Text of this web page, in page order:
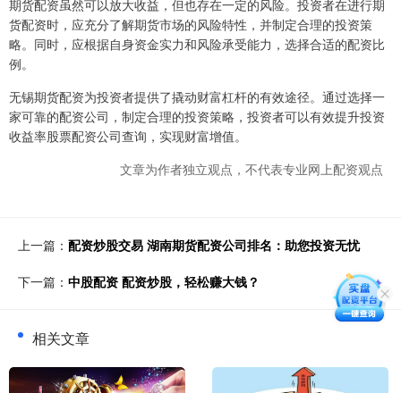
期货配资虽然可以放大收益，但也存在一定的风险。投资者在进行期
货配资时，应充分了解期货市场的风险特性，并制定合理的投资策
略。同时，应根据自身资金实力和风险承受能力，选择合适的配资比
例。
无锡期货配资为投资者提供了撬动财富杠杆的有效途径。通过选择一
家可靠的配资公司，制定合理的投资策略，投资者可以有效提升投资
收益率股票配资公司查询，实现财富增值。
文章为作者独立观点，不代表专业网上配资观点
上一篇： 配资炒股交易 湖南期货配资公司排名：助您投资无忧
下一篇： 中股配资 配资炒股，轻松赚大钱？
相关文章